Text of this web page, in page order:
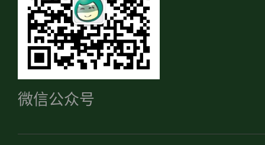
微信公众号